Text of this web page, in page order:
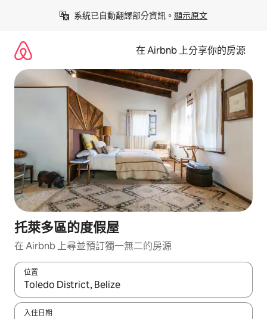
系統已自動翻譯部分資訊。 顯示原文
在 Airbnb 上分享你的房源
托萊多區的度假屋
在 Airbnb 上尋並預訂獨一無二的房源
位置
如有搜尋結果，瀏覽內容時請使用上下箭頭，或輕點、滑動裝置。
入住日期